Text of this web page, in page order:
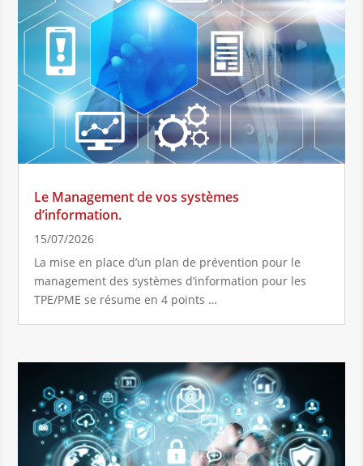
Le Management de vos systèmes
d’information.
15/07/2026
La mise en place d’un plan de prévention pour le
management des systèmes d’information pour les
TPE/PME se résume en 4 points …